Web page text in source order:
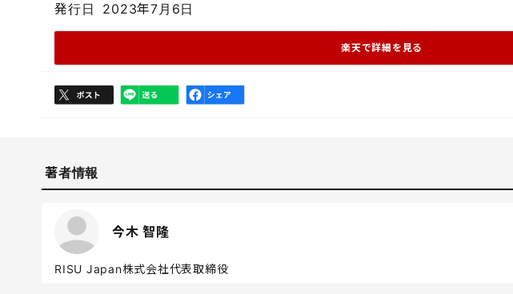
発行日
2023年7月6日
楽天で詳細を見る
著者情報
今木 智隆
RISU Japan株式会社代表取締役